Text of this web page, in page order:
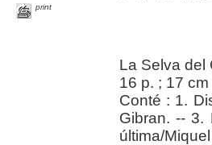
print
La Selva del
16 p. ; 17 cm
Conté : 1.
Gibran. -- 3.
última/